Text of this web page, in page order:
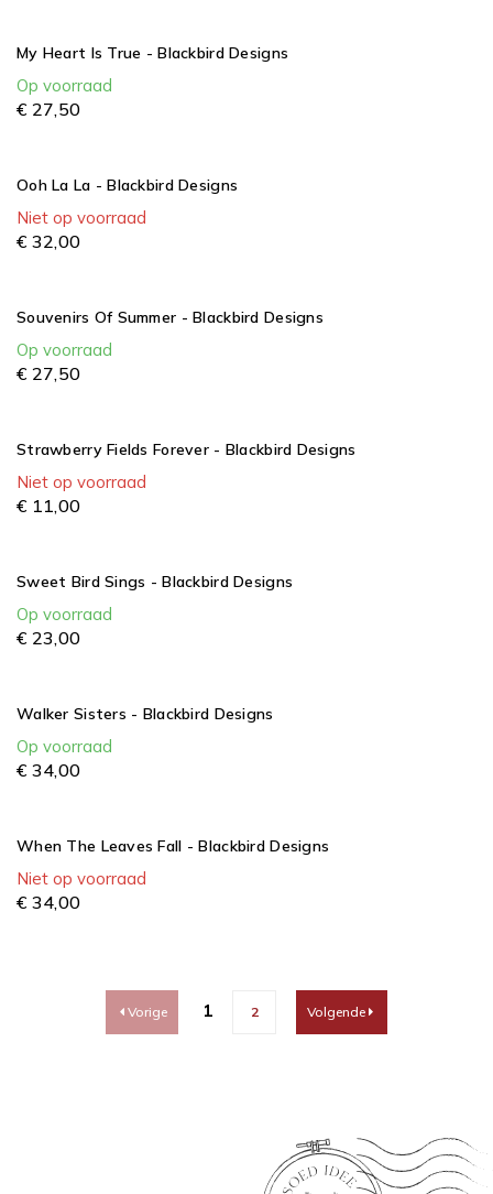
My Heart Is True - Blackbird Designs
Op voorraad
€ 27,50
Ooh La La - Blackbird Designs
Niet op voorraad
€ 32,00
Souvenirs Of Summer - Blackbird Designs
Op voorraad
€ 27,50
Strawberry Fields Forever - Blackbird Designs
Niet op voorraad
€ 11,00
Sweet Bird Sings - Blackbird Designs
Op voorraad
€ 23,00
Walker Sisters - Blackbird Designs
Op voorraad
€ 34,00
When The Leaves Fall - Blackbird Designs
Niet op voorraad
€ 34,00
Vorige 1 2 Volgende